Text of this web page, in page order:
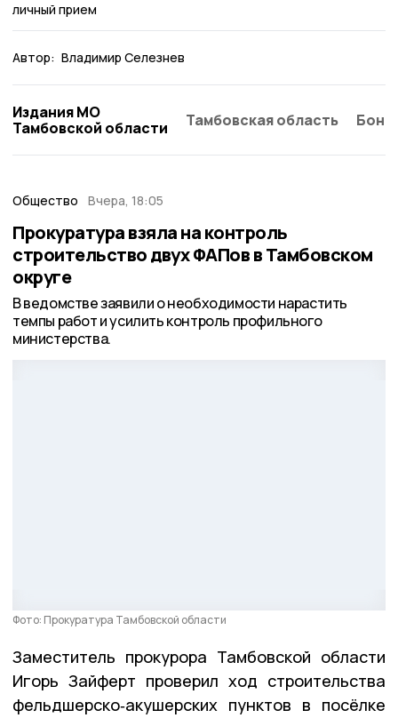
личный прием
Автор: Владимир Селезнев
Издания МО
Тамбовской области
Тамбовская область
Общество Вчера, 18:05
Прокуратура взяла на контроль
строительство двух ФАПов в Тамбовском
округе
В ведомстве заявили о необходимости нарастить
темпы работ и усилить контроль профильного
министерства.
Фото: Прокуратура Тамбовской области
Заместитель прокурора Тамбовской области
Игорь Зайферт проверил ход строительства
фельдшерско‑акушерских пунктов в посёлке